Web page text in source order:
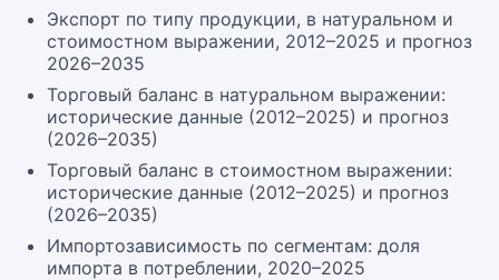
Экспорт по типу продукции, в натуральном и
стоимостном выражении, 2012–2025 и прогноз
2026–2035
Торговый баланс в натуральном выражении:
исторические данные (2012–2025) и прогноз
(2026–2035)
Торговый баланс в стоимостном выражении:
исторические данные (2012–2025) и прогноз
(2026–2035)
Импортозависимость по сегментам: доля
импорта в потреблении, 2020–2025